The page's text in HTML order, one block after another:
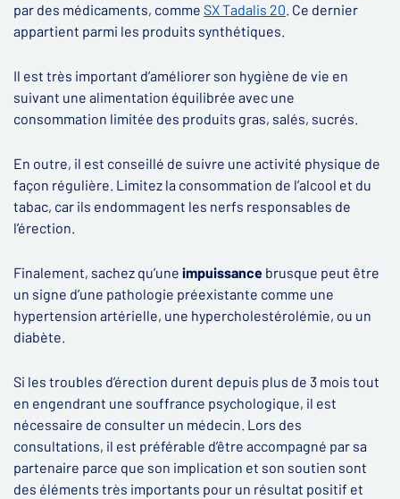
par des médicaments, comme SX Tadalis 20. Ce dernier
appartient parmi les produits synthétiques.
Il est très important d’améliorer son hygiène de vie en
suivant une alimentation équilibrée avec une
consommation limitée des produits gras, salés, sucrés.
En outre, il est conseillé de suivre une activité physique de
façon régulière. Limitez la consommation de l’alcool et du
tabac, car ils endommagent les nerfs responsables de
l’érection.
Finalement, sachez qu’une impuissance brusque peut être
un signe d’une pathologie préexistante comme une
hypertension artérielle, une hypercholestérolémie, ou un
diabète.
Si les troubles d’érection durent depuis plus de 3 mois tout
en engendrant une souffrance psychologique, il est
nécessaire de consulter un médecin. Lors des
consultations, il est préférable d’être accompagné par sa
partenaire parce que son implication et son soutien sont
des éléments très importants pour un résultat positif et